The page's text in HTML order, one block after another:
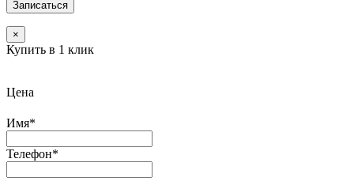
×
Купить в 1 клик
Цена
Имя*
Телефон*